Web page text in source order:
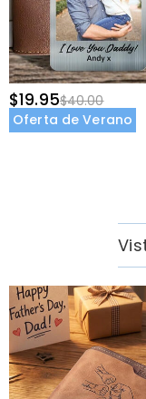
$19.95$40.00
Oferta de Verano